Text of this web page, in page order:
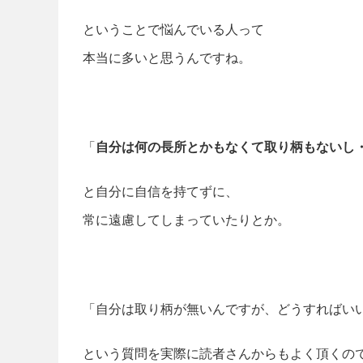
ということで悩んでいる人って
本当に多いと思うんですね。
「 自分は何の長所とかもなくて取り柄もないし
と自分に自信を持てずに、
常に遠慮してしまっていたりとか。
「自分は取り柄が無いんですが、どうすればい
という質問を実際に読者さんからもよく頂くの